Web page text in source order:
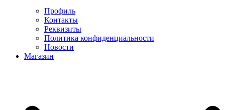
Профиль
Контакты
Реквизиты
Политика конфиденциальности
Новости
Магазин